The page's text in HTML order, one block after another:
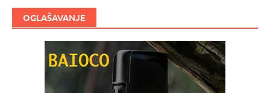
OGLAŠAVANJE